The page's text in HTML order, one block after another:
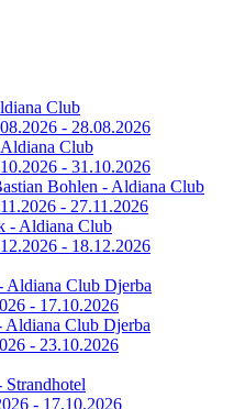
Club
- 28.08.2026
Club
- 31.10.2026
Bohlen - Aldiana Club
- 27.11.2026
- Aldiana Club
- 18.12.2026
Aldiana Club Djerba
- 17.10.2026
Aldiana Club Djerba
- 23.10.2026
- 17.10.2026